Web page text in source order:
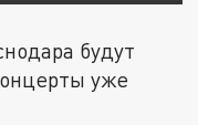
будут
уже